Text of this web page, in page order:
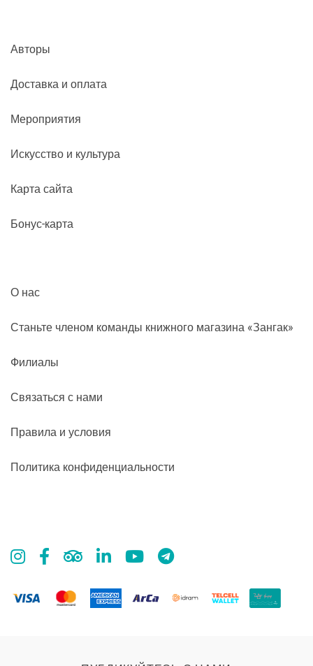
Авторы
Доставка и оплата
Мероприятия
Искусство и культура
Карта сайта
Бонус-карта
О нас
Станьте членом команды книжного магазина «Зангак»
Филиалы
Связаться с нами
Правила и условия
Политика конфиденциальности